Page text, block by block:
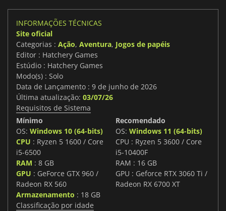
INFORMAÇÕES TÉCNICAS
Site oficial
Categorias : Ação, Aventura, Jogos de papéis
Editor : Hatchery Games
Estúdio : Hatchery Games
Modo(s) : Solo
Data de Lançamento : 9 de junho de 2026
Última atualização: 03/07/26
Requisitos de Sistema
Mínimo
OS: Windows 10 (64-bits)
CPU : Ryzen 5 1600 / Core
i5-6500
RAM : 8 GB
GPU : GeForce GTX 960 /
Radeon RX 560
Armazenamento : 18 GB
Recomendado
OS: Windows 11 (64-bits)
CPU : Ryzen 5 3600 / Core
i5-10400F
RAM : 16 GB
GPU : Geforce RTX 3060 Ti /
Radeon RX 6700 XT
Classificação por idade